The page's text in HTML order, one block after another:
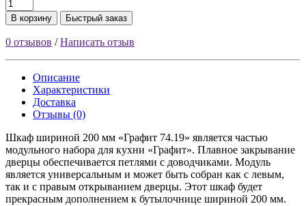
В корзину Быстрый заказ
0 отзывов /Написать отзыв
Описание
Характеристики
Доставка
Отзывы (0)
Шкаф шириной 200 мм «Графит 74.19» является частью
модульного набора для кухни «Графит». Плавное закрывание
дверцы обеспечивается петлями с доводчиками. Модуль
является универсальным и может быть собран как с левым,
так и с правым открыванием дверцы. Этот шкаф будет
прекрасным дополнением к бутылочнице шириной 200 мм.